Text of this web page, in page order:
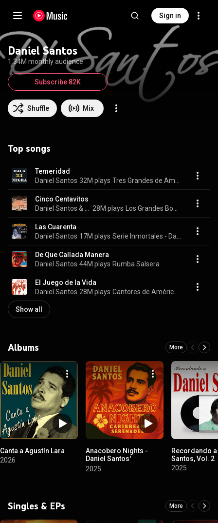
Sign in
Daniel Santos
1.34M monthly audience
Shuffle Mix
Subscribe 82K
Top songs
Temeridad
Daniel Santos 32M plays
Cinco Centavitos
28M plays
Las Cuarenta
Daniel Santos 17M plays
De Que Callada Manera
Daniel Santos 44M plays Rumba Salsera
El Juego de la Vida
Daniel Santos 28M plays
Show all
Albums More
Canta a Agustín Lara
2026
Anacobero Nights -
Daniel Santos'
Caribbean Serenades
2025
Recordando
Santos, Vol. 2
2025
Singles & EPs More